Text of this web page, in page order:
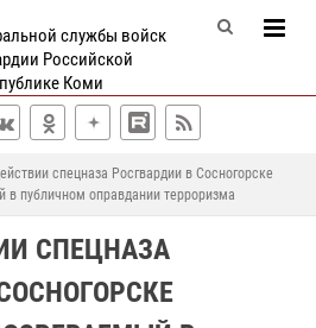
службы войск
Российской
Коми
спецназа Росгвардии в Сосногорске
в публичном оправдании терроризма
СПЕЦНАЗА